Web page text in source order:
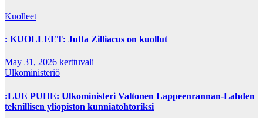
Kuolleet
: KUOLLEET: Jutta Zilliacus on kuollut
May 31, 2026 kerttuvali
Ulkoministeriö
:LUE PUHE: Ulkoministeri Valtonen Lappeenrannan-Lahden
teknillisen yliopiston kunniatohtoriksi